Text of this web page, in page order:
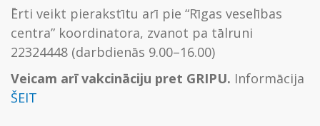
Ērti veikt pierakstītu arī pie “Rīgas veselības
centra” koordinatora, zvanot pa tālruni
22324448 (darbdienās 9.00–16.00)
Veicam arī vakcināciju pret GRIPU. Informācija
ŠEIT